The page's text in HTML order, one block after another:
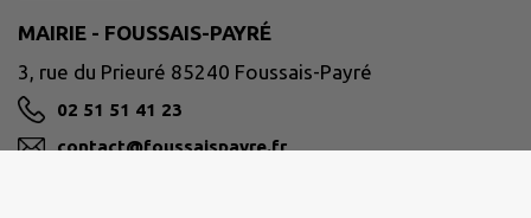
MAIRIE - FOUSSAIS-PAYRÉ
3, rue du Prieuré 85240 Foussais-Payré
02 51 51 41 23
contact@foussaispayre.fr